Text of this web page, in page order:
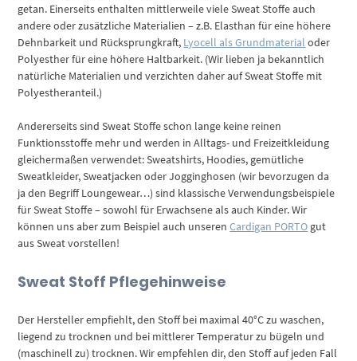
getan. Einerseits enthalten mittlerweile viele Sweat Stoffe auch
andere oder zusätzliche Materialien – z.B. Elasthan für eine höhere
Dehnbarkeit und Rücksprungkraft, Lyocell als Grundmaterial oder
Polyesther für eine höhere Haltbarkeit. (Wir lieben ja bekanntlich
natürliche Materialien und verzichten daher auf Sweat Stoffe mit
Polyestheranteil.)
Andererseits sind Sweat Stoffe schon lange keine reinen
Funktionsstoffe mehr und werden in Alltags- und Freizeitkleidung
gleichermaßen verwendet: Sweatshirts, Hoodies, gemütliche
Sweatkleider, Sweatjacken oder Jogginghosen (wir bevorzugen da
ja den Begriff Loungewear…) sind klassische Verwendungsbeispiele
für Sweat Stoffe – sowohl für Erwachsene als auch Kinder. Wir
können uns aber zum Beispiel auch unserenCardigan PORTO gut
aus Sweat vorstellen!
Sweat Stoff Pflegehinweise
Der Hersteller empfiehlt, den Stoff bei maximal 40°C zu waschen,
liegend zu trocknen und bei mittlerer Temperatur zu bügeln und
(maschinell zu) trocknen. Wir empfehlen dir, den Stoff auf jeden Fall